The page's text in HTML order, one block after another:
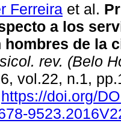
Ferreira et al.
a los
de la
rev. (Belo
vol.22, n.1,
https://doi.org/